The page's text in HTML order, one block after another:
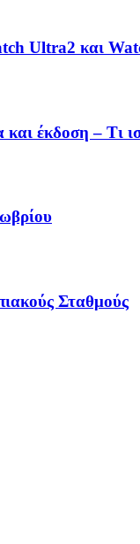
Ultra2 και
έκδοση – Τι
Σταθμούς